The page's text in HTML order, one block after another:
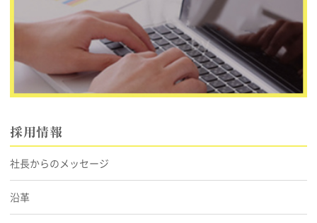
採用情報
社長からのメッセージ
沿革